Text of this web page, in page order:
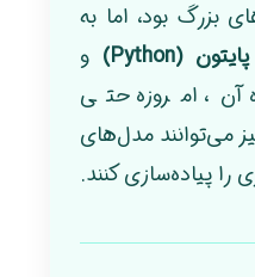
بود، اما به
پایتون (Python)
و
آن، امروزه حتی
می‌توانند مدل‌های
را پیاده‌سازی کنند.